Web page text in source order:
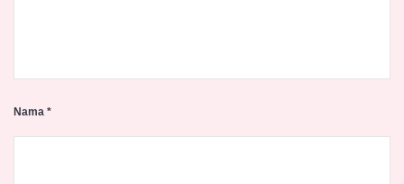
Nama *